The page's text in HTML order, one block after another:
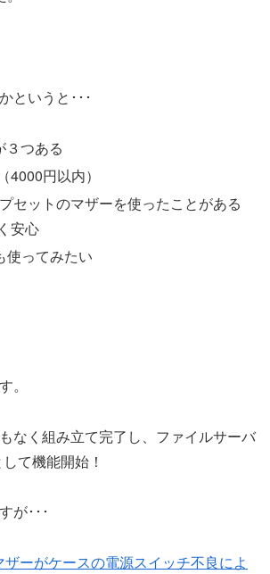
というと･･･
３つある
4000円以内）
セットのマザーを使ったことがある
安心
使ってみたい
。
なく組み立て完了し、ファイルサーバ
て機能開始！
が･･･
ーがケースの電源スイッチ不良によ